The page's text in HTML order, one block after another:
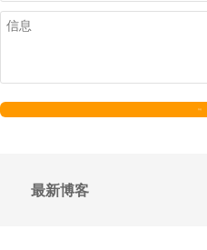
最新博客